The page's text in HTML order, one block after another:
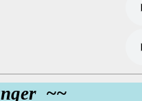
~~